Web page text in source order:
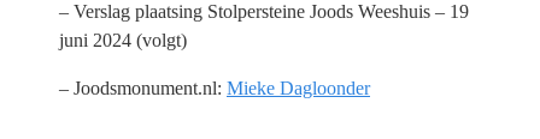
– Verslag plaatsing Stolpersteine Joods Weeshuis – 19
juni 2024 (volgt)
– Joodsmonument.nl: Mieke Dagloonder